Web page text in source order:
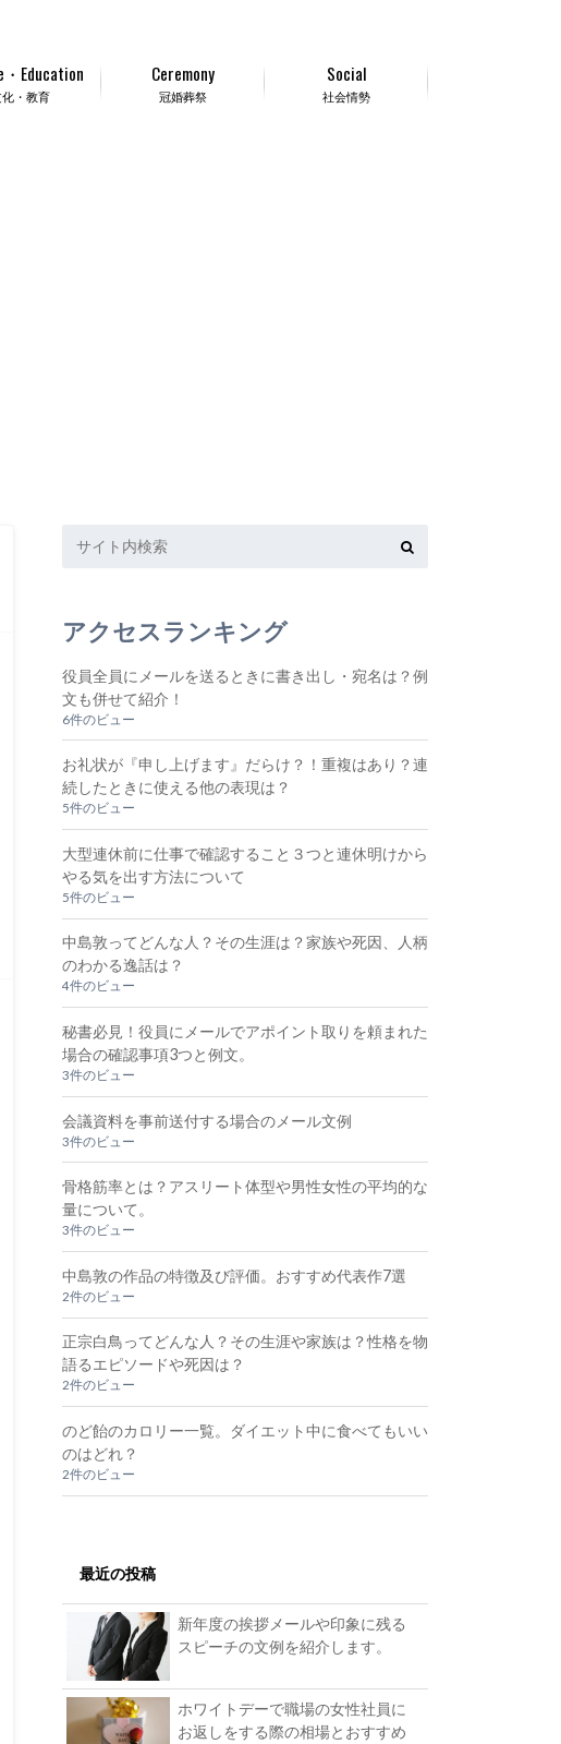
化・教育
Education
冠婚葬祭
Ceremony
社会情勢
Social
アクセスランキング
役員全員にメールを送るときに書き出し・宛名は？例
文も併せて紹介！
6件のビュー
お礼状が『申し上げます』だらけ？！重複はあり？連
続したときに使える他の表現は？
5件のビュー
大型連休前に仕事で確認すること３つと連休明けから
やる気を出す方法について
5件のビュー
中島敦ってどんな人？その生涯は？家族や死因、人柄
のわかる逸話は？
4件のビュー
秘書必見！役員にメールでアポイント取りを頼まれた
場合の確認事項3つと例文。
3件のビュー
会議資料を事前送付する場合のメール文例
3件のビュー
骨格筋率とは？アスリート体型や男性女性の平均的な
量について。
3件のビュー
中島敦の作品の特徴及び評価。おすすめ代表作7選
2件のビュー
正宗白鳥ってどんな人？その生涯や家族は？性格を物
語るエピソードや死因は？
2件のビュー
のど飴のカロリー一覧。ダイエット中に食べてもいい
のはどれ？
2件のビュー
最近の投稿
新年度の挨拶メールや印象に残る
スピーチの文例を紹介します。
ホワイトデーで職場の女性社員に
お返しをする際の相場とおすすめ